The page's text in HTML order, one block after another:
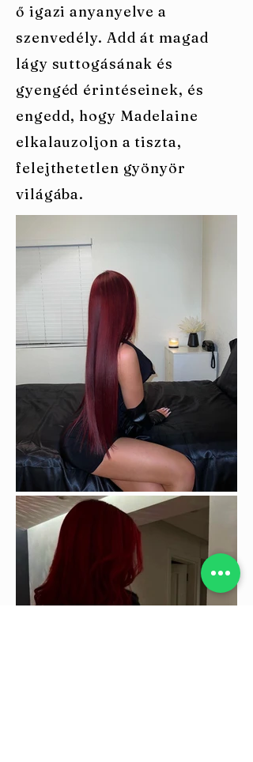
ő igazi anyanyelve a
szenvedély. Add át magad
lágy suttogásának és
gyengéd érintéseinek, és
engedd, hogy Madelaine
elkalauzoljon a tiszta,
felejthetetlen gyönyör
világába.